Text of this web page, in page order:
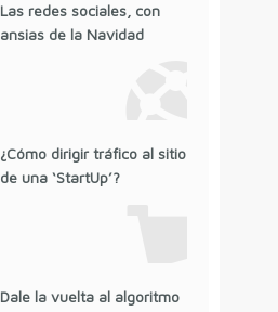
Las redes sociales, con
ansias de la Navidad
¿Cómo dirigir tráfico al sitio
de una ‘StartUp’?
Dale la vuelta al algoritmo